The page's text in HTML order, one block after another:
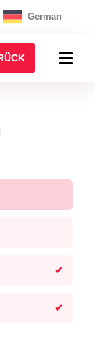
German